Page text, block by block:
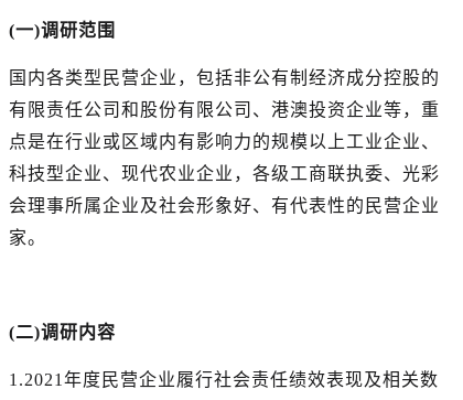
(一)调研范围
国内各类型民营企业，包括非公有制经济成分控股的
有限责任公司和股份有限公司、港澳投资企业等，重
点是在行业或区域内有影响力的规模以上工业企业、
科技型企业、现代农业企业，各级工商联执委、光彩
会理事所属企业及社会形象好、有代表性的民营企业
家。
(二)调研内容
1.2021年度民营企业履行社会责任绩效表现及相关数